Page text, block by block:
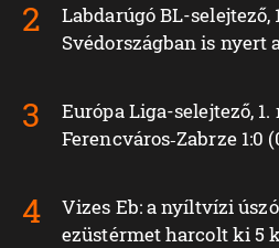
Labdarúgó BL-selejtező,
Svédországban is nyert
Európa Liga-selejtező, 1.
Ferencváros‑Zabrze 1:0
Vizes Eb: a nyíltvízi
ezüstérmet harcolt ki 5